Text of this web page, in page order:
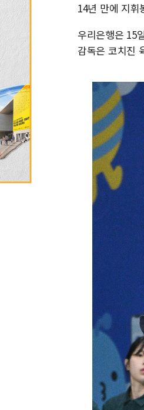
14년 만에 지휘
우리은행은 15
감독은 코치진